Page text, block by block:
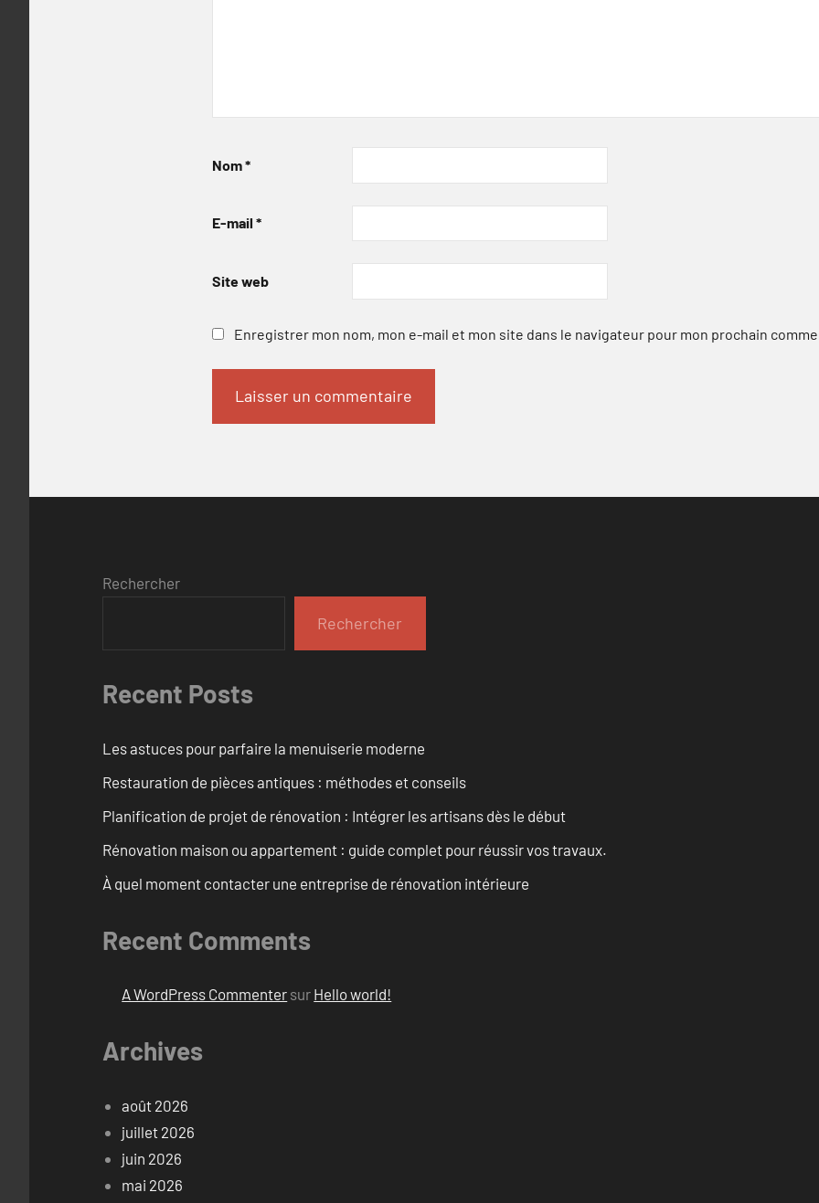
Nom*
E-mail *
Site web
Enregistrer mon nom, mon e-mail et mon site dans le navigateur pour mon prochain
Rechercher
Rechercher
Recent Posts
Les astuces pour parfaire la menuiserie moderne
Restauration de pièces antiques : méthodes et conseils
Planification de projet de rénovation : Intégrer les artisans dès le début
Rénovation maison ou appartement : guide complet pour réussir vos travaux.
À quel moment contacter une entreprise de rénovation intérieure
Recent Comments
A WordPress Commenter sur Hello world!
Archives
août 2026
juillet 2026
juin 2026
mai 2026